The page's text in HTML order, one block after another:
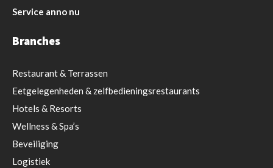
Service anno nu
Branches
Restaurant& Terrassen
Eetgelegenheden & zelfbedieningsrestaurants
Hotels & Resorts
Wellness & Spa’s
Beveiliging
Logistiek